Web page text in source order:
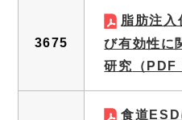
3675
脂肪注入
び有効性に
研究 （
食道ESD